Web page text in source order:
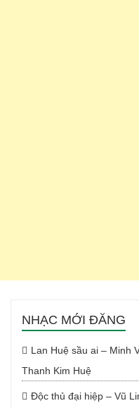
NHẠC MỚI ĐĂNG
Lan Huệ sầu ai – Minh
Thanh Kim Huệ
Độc thủ đại hiệp – Vũ